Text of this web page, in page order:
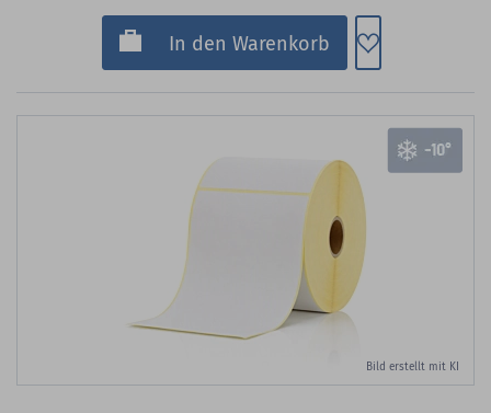
In den Warenkorb Zum
Bild erstellt mit KI